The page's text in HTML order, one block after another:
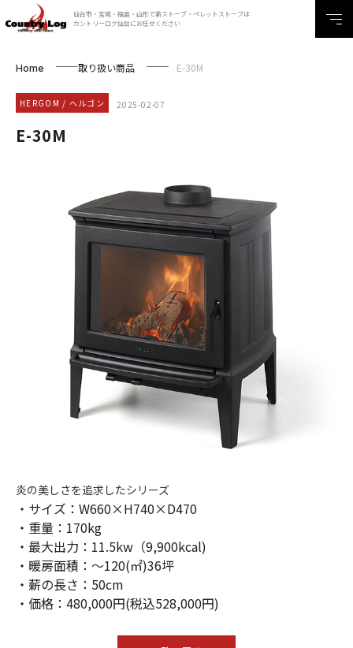
仙台市・宮城・福島・山形で薪ストーブ・ペレットストーブは
カントリーログ仙台にお任せください
Home 取り扱い商品 E-30M
HERGOM / ヘルゴン 2025-02-07
E-30M
炎の美しさを追求したシリーズ
・サイズ：W660×H740×D470
・重量：170kg
・最大出力：11.5kw（9,900kcal)
・暖房面積：～120(㎡)36坪
・薪の長さ：50cm
・価格：480,000円(税込528,000円)